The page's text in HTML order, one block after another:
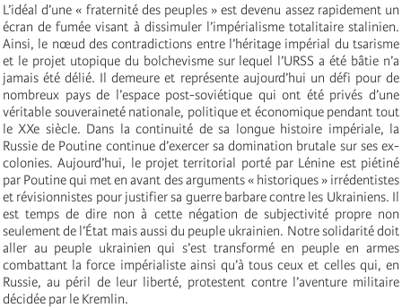
L’idéal d’une « fraternité des peuples » est devenu assez rapidement un
écran de fumée visant à dissimuler l’impérialisme totalitaire stalinien.
Ainsi, le nœud des contradictions entre l’héritage impérial du tsarisme
et le projet utopique du bolchevisme sur lequel l’URSS a été bâtie n’a
jamais été délié. Il demeure et représente aujourd’hui un défi pour de
nombreux pays de l’espace post-soviétique qui ont été privés d’une
véritable souveraineté nationale, politique et économique pendant tout
le XXe siècle. Dans la continuité de sa longue histoire impériale, la
Russie de Poutine continue d’exercer sa domination brutale sur ses ex-
colonies. Aujourd’hui, le projet territorial porté par Lénine est piétiné
par Poutine qui met en avant des arguments « historiques » irrédentistes
et révisionnistes pour justifier sa guerre barbare contre les Ukrainiens. Il
est temps de dire non à cette négation de subjectivité propre non
seulement de l’État mais aussi du peuple ukrainien. Notre solidarité doit
aller au peuple ukrainien qui s’est transformé en peuple en armes
combattant la force impérialiste ainsi qu’à tous ceux et celles qui, en
Russie, au péril de leur liberté, protestent contre l’aventure militaire
décidée par le Kremlin.